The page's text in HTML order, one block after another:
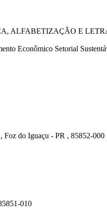
ALFABETIZAÇÃO E
Econômico Setorial
Foz do Iguaçu - PR , 85852-000
010